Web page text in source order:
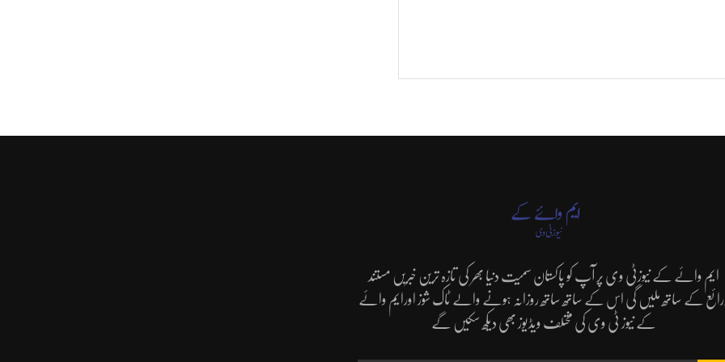
ایم وائے کے نیوزٹی وی پر آپ کو پاکستان سمیت دنیا بھر کی تازہ ترین خبریں مستند
کے ساتھ ملیں گی اس کے ساتھ ساتھ روزانہ ہونے والے ٹاک شوز اورایم وائے
کے نیوز ٹی وی کی مختلف ویڈیوز بھی دیکھ سکیں گے